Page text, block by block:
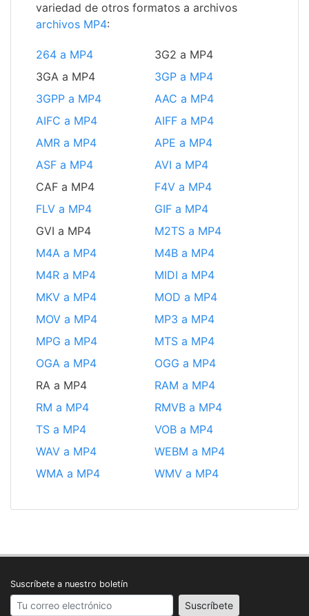
variedad de otros formatos a archivos
archivos MP4:
264 a MP4
3G2 a MP4
3GA a MP4
3GP a MP4
3GPP a MP4
AAC a MP4
AIFC a MP4
AIFF a MP4
AMR a MP4
APE a MP4
ASF a MP4
AVI a MP4
CAF a MP4
F4V a MP4
FLV a MP4
GIF a MP4
GVI a MP4
M2TS a MP4
M4A a MP4
M4B a MP4
M4R a MP4
MIDI a MP4
MKV a MP4
MOD a MP4
MOV a MP4
MP3 a MP4
MPG a MP4
MTS a MP4
OGA a MP4
OGG a MP4
RA a MP4
RAM a MP4
RM a MP4
RMVB a MP4
TS a MP4
VOB a MP4
WAV a MP4
WEBM a MP4
WMA a MP4
WMV a MP4
Suscríbete a nuestro boletín
Your email address Suscríbete